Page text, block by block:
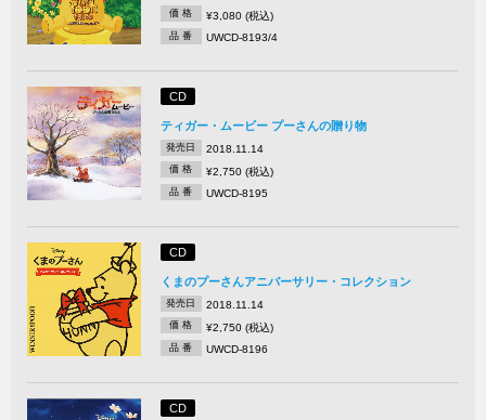
価 格 ¥3,080 (税込)
品 番 UWCD-8193/4
CD
ティガー・ムービー プーさんの贈り物
発売日 2018.11.14
価 格 ¥2,750 (税込)
品 番 UWCD-8195
CD
くまのプーさんアニバーサリー・コレクション
発売日 2018.11.14
価 格 ¥2,750 (税込)
品 番 UWCD-8196
CD